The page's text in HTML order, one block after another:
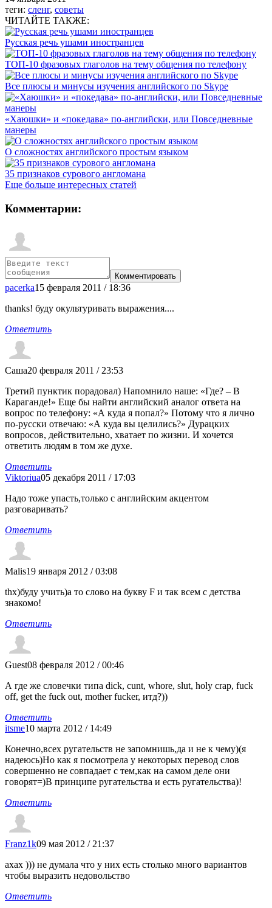
теги: сленг, советы
ЧИТАЙТЕ ТАКЖЕ:
Русская речь ушами иностранцев
ТОП-10 фразовых глаголов на тему общения по телефону
Все плюсы и минусы изучения английского по Skype
«Хаюшки» и «покедава» по-английски, или Повседневные
манеры
О сложностях английского простым языком
35 признаков сурового англомана
Еще больше интересных статей
Комментарии:
pacerka15 февраля 2011 / 18:36
thanks! буду окультуривать выражения....
Ответить
Саша20 февраля 2011 / 23:53
Третий пунктик порадовал) Напомнило наше: «Где? – В
Караганде!» Еще бы найти английский аналог ответа на
вопрос по телефону: «А куда я попал?» Потому что я лично
по-русски отвечаю: «А куда вы целились?» Дурацких
вопросов, действительно, хватает по жизни. И хочется
ответить людям в том же духе.
Ответить
Viktoriua05 декабря 2011 / 17:03
Надо тоже упасть,только с английским акцентом
разговаривать?
Ответить
Malis19 января 2012 / 03:08
thx)буду учить)а то слово на букву F и так всем с детства
знакомо!
Ответить
Guest08 февраля 2012 / 00:46
А где же словечки типа dick, cunt, whore, slut, holy crap, fuck
off, get the fuck out, mother fucker, итд?))
Ответить
itsme10 марта 2012 / 14:49
Конечно,всех ругательств не запомнишь,да и не к чему)(я
надеюсь)Но как я посмотрела у некоторых перевод слов
совершенно не совпадает с тем,как на самом деле они
говорят=)В принципе ругательства и есть ругательства)!
Ответить
Franz1k09 мая 2012 / 21:37
ахах ))) не думала что у них есть столько много вариантов
чтобы выразить недовольство
Ответить